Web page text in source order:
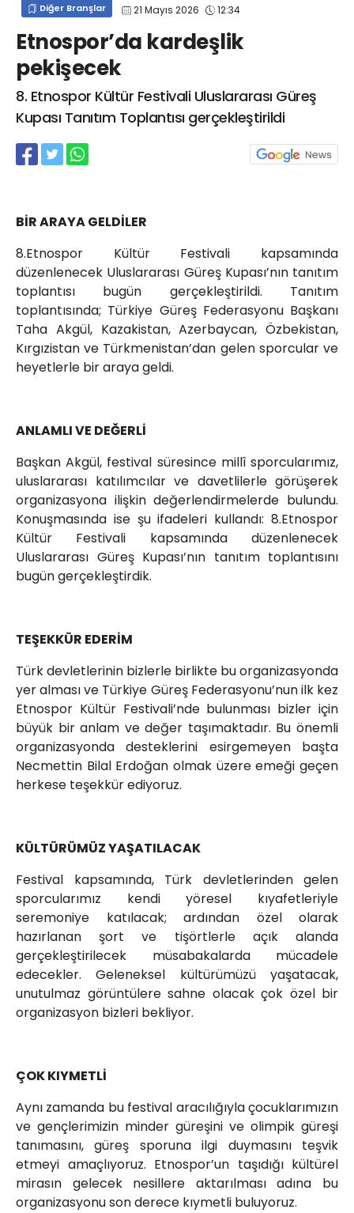
Diğer Branşlar 21 Mayıs 2026 12:34
Etnospor’da kardeşlik
pekişecek
8. Etnospor Kültür Festivali Uluslararası Güreş
Kupası Tanıtım Toplantısı gerçekleştirildi
BİR ARAYA GELDİLER
8.Etnospor Kültür Festivali kapsamında
düzenlenecek Uluslararası Güreş Kupası’nın tanıtım
toplantısı bugün gerçekleştirildi. Tanıtım
toplantısında; Türkiye Güreş Federasyonu Başkanı
Taha Akgül, Kazakistan, Azerbaycan, Özbekistan,
Kırgızistan ve Türkmenistan’dan gelen sporcular ve
heyetlerle bir araya geldi.
ANLAMLI VE DEĞERLİ
Başkan Akgül, festival süresince millî sporcularımız,
uluslararası katılımcılar ve davetlilerle görüşerek
organizasyona ilişkin değerlendirmelerde bulundu.
Konuşmasında ise şu ifadeleri kullandı: 8.Etnospor
Kültür Festivali kapsamında düzenlenecek
Uluslararası Güreş Kupası’nın tanıtım toplantısını
bugün gerçekleştirdik.
TEŞEKKÜR EDERİM
Türk devletlerinin bizlerle birlikte bu organizasyonda
yer alması ve Türkiye Güreş Federasyonu’nun ilk kez
Etnospor Kültür Festivali’nde bulunması bizler için
büyük bir anlam ve değer taşımaktadır. Bu önemli
organizasyonda desteklerini esirgemeyen başta
Necmettin Bilal Erdoğan olmak üzere emeği geçen
herkese teşekkür ediyoruz.
KÜLTÜRÜMÜZ YAŞATILACAK
Festival kapsamında, Türk devletlerinden gelen
sporcularımız kendi yöresel kıyafetleriyle
seremoniye katılacak; ardından özel olarak
hazırlanan şort ve tişörtlerle açık alanda
gerçekleştirilecek müsabakalarda mücadele
edecekler. Geleneksel kültürümüzü yaşatacak,
unutulmaz görüntülere sahne olacak çok özel bir
organizasyon bizleri bekliyor.
ÇOK KIYMETLİ
Aynı zamanda bu festival aracılığıyla çocuklarımızın
ve gençlerimizin minder güreşini ve olimpik güreşi
tanımasını, güreş sporuna ilgi duymasını teşvik
etmeyi amaçlıyoruz. Etnospor’un taşıdığı kültürel
mirasın gelecek nesillere aktarılması adına bu
organizasyonu son derece kıymetli buluyoruz.
info@spor41.com